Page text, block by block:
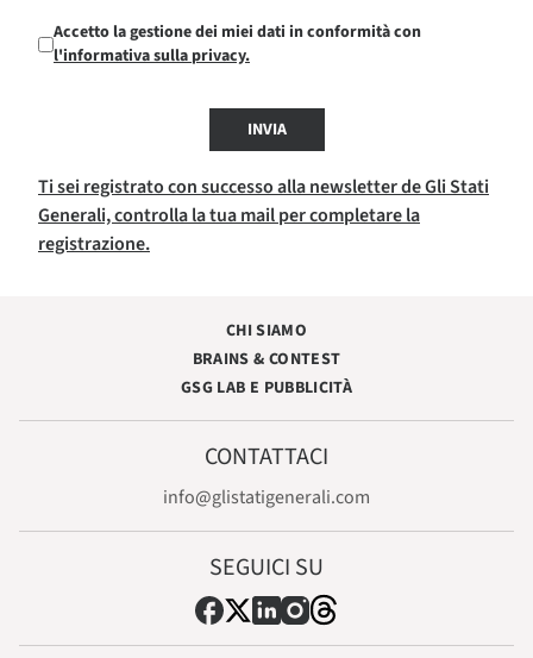
Accetto la gestione dei miei dati in conformità con
l'informativa sulla privacy.
INVIA
Ti sei registrato con successo alla newsletter de Gli Stati
Generali, controlla la tua mail per completare la
registrazione.
CHI SIAMO
BRAINS & CONTEST
GSG LAB E PUBBLICITÀ
CONTATTACI
info@glistatigenerali.com
SEGUICI SU